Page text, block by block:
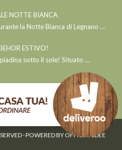
NOTTE BIANCA
la Notte Bianca di Legnano …
ESTIVO!
sotto il sole! Situato …
· POWERED BY OFFICINAIDEE